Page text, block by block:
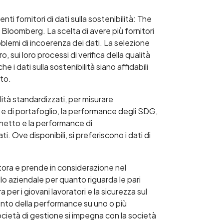
fornitori di dati sulla sostenibilità: The
La scelta di avere più fornitori
di incoerenza dei dati. La selezione
sui loro processi di verifica della qualità
i dati sulla sostenibilità siano affidabili
standardizzati, per misurare
di portafoglio, la performance degli SDG,
e la performance di
Ove disponibili, si preferiscono i dati di
e prende in considerazione nel
aziendale per quanto riguarda le pari
i giovani lavoratori e la sicurezza sul
della performance su uno o più
di gestione si impegna con la società